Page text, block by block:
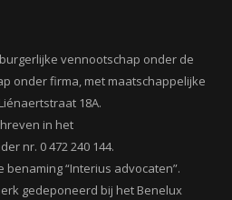
vennootschap onder de
onder firma, met maatschappelijke
18A.
in het
nr. 0 472 240 144.
“Interius advocaten”.
gedeponeerd bij het Benelux